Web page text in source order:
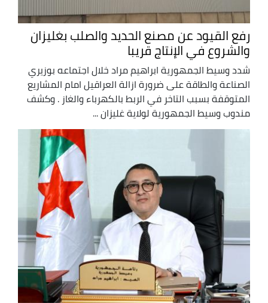
رفع القيود عن مصنع الحديد والصلب بغليزان
والشروع في الإنتاج قريبا
شدد وسيط الجمهورية ابراهيم مراد خلال اجتماعه بوزيري
الصناعة والطاقة على ضرورة ازالة العراقيل امام المشاريع
المتوقفة بسبب التاخر في الربط بالكهرباء والغاز . وكشف
مندوب وسيط الجمهورية لولاية غليزان ...